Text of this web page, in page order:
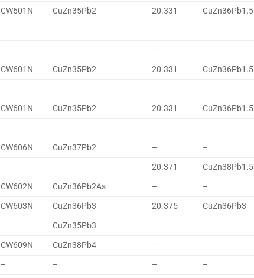
CW601N CuZn35Pb2 20.331 CuZn36Pb1.5
– – – –
CW601N CuZn35Pb2 20.331 CuZn36Pb1.5
CW601N CuZn35Pb2 20.331 CuZn36Pb1.5
CW606N CuZn37Pb2 – –
– – 20.371 CuZn38Pb1.5
CW602N CuZn36Pb2As – –
CW603N CuZn36Pb3 20.375 CuZn36Pb3
CuZn35Pb3
CW609N CuZn38Pb4 – –
– – – –